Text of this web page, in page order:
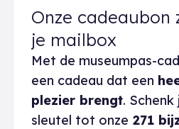
Onze cadeaubon
je mailbox
Met de museumpas-
een cadeau dat een
plezier brengt.
sleutel tot onze 271